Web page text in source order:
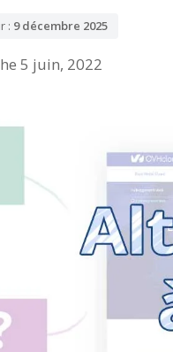
: 9 décembre 2025
5 juin, 2022